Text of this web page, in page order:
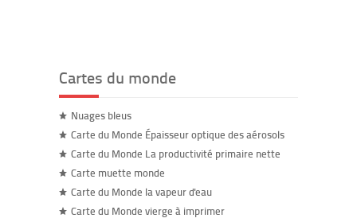
Cartes du monde
Nuages bleus
Carte du Monde Épaisseur optique des aérosols
Carte du Monde La productivité primaire nette
Carte muette monde
Carte du Monde la vapeur d'eau
Carte du Monde vierge à imprimer